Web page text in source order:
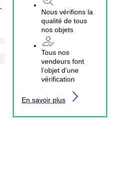
Nous vérifions la
qualité de tous
nos objets
Tous nos
vendeurs font
l’objet d’une
vérification
En savoir plus